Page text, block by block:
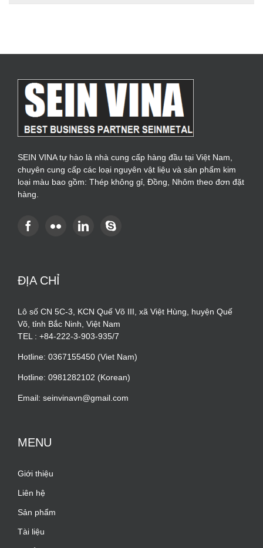
SEIN VINA tự hào là nhà cung cấp hàng đầu tại Việt Nam,
chuyên cung cấp các loại nguyên vật liệu và sản phẩm kim
loại màu bao gồm: Thép không gỉ, Đồng, Nhôm theo đơn đặt
hàng.
ĐỊA CHỈ
Lô số CN 5C-3, KCN Quế Võ III, xã Việt Hùng, huyện Quế
Võ, tỉnh Bắc Ninh, Việt Nam
TEL : +84-222-3-903-935/7
Hotline: 0367155450 (Viet Nam)
Hotline: 0981282102 (Korean)
Email: seinvinavn@gmail.com
MENU
Giới thiệu
Liên hệ
Sản phẩm
Tài liệu